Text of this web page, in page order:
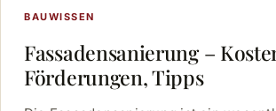
BAUWISSEN
Fassadensanierung –
Förderungen, Tipps